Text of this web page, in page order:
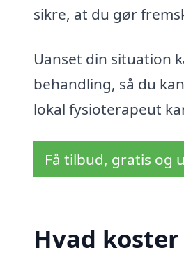
sikre, at du gør
Uanset din situation
behandling, så du
lokal fysioterapeut
Få tilbud, gratis og
Hvad